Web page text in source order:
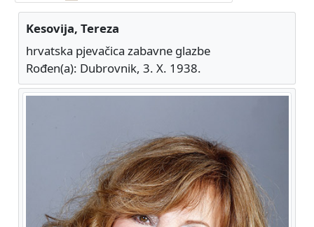
Kesovija, Tereza
hrvatska pjevačica zabavne glazbe
Rođen(a): Dubrovnik, 3. X. 1938.